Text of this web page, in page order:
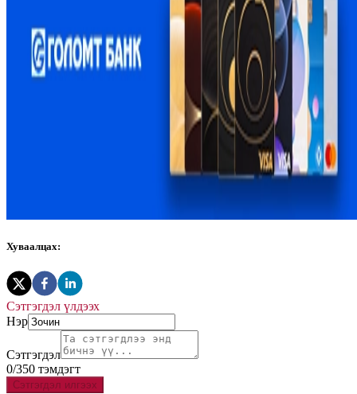
Хуваалцах:
Сэтгэгдэл үлдээх
Нэр
Сэтгэгдэл
0/350 тэмдэгт
Сэтгэгдэл илгээх